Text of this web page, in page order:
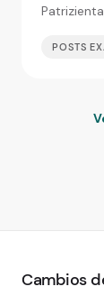
POSTS
Cambios